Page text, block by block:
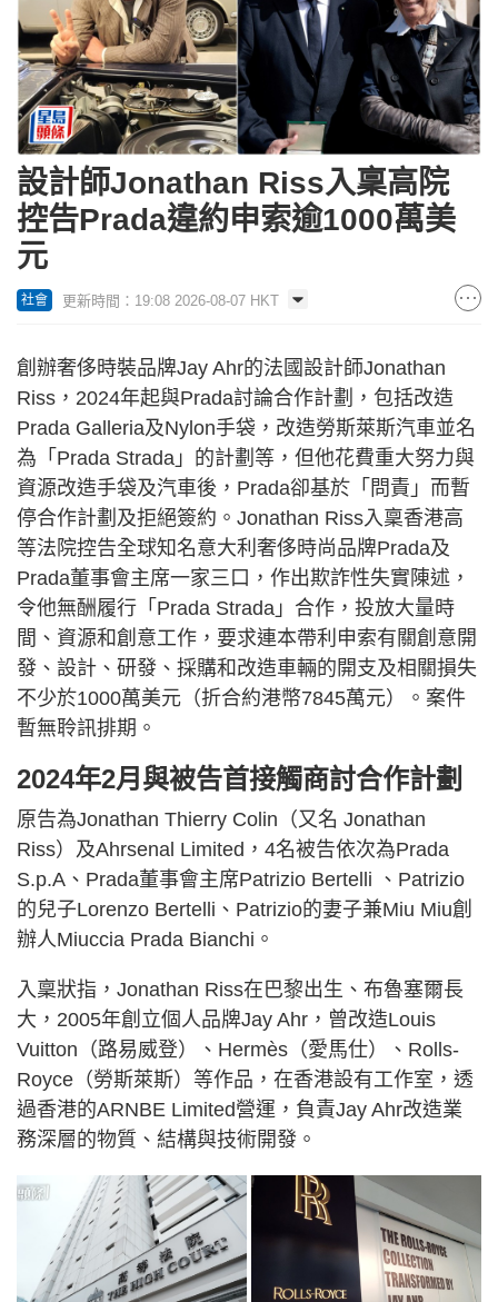
設計師Jonathan Riss入稟高院
控告Prada違約申索逾1000萬美
元
社會 更新時間：19:08 2026-08-07 HKT
創辦奢侈時裝品牌Jay Ahr的法國設計師Jonathan
Riss，2024年起與Prada討論合作計劃，包括改造
Prada Galleria及Nylon手袋，改造勞斯萊斯汽車並名
為「Prada Strada」的計劃等，但他花費重大努力與
資源改造手袋及汽車後，Prada卻基於「問責」而暫
停合作計劃及拒絕簽約。Jonathan Riss入稟香港高
等法院控告全球知名意大利奢侈時尚品牌Prada及
Prada董事會主席一家三口，作出欺詐性失實陳述，
令他無酬履行「Prada Strada」合作，投放大量時
間、資源和創意工作，要求連本帶利申索有關創意開
發、設計、研發、採購和改造車輛的開支及相關損失
不少於1000萬美元（折合約港幣7845萬元）。案件
暫無聆訊排期。
2024年2月與被告首接觸商討合作計劃
原告為Jonathan Thierry Colin（又名 Jonathan
Riss）及Ahrsenal Limited，4名被告依次為Prada
S.p.A、Prada董事會主席Patrizio Bertelli 、Patrizio
的兒子Lorenzo Bertelli、Patrizio的妻子兼Miu Miu創
辦人Miuccia Prada Bianchi。
入稟狀指，Jonathan Riss在巴黎出生、布魯塞爾長
大，2005年創立個人品牌Jay Ahr，曾改造Louis
Vuitton（路易威登）、Hermès（愛馬仕）、Rolls-
Royce（勞斯萊斯）等作品，在香港設有工作室，透
過香港的ARNBE Limited營運，負責Jay Ahr改造業
務深層的物質、結構與技術開發。